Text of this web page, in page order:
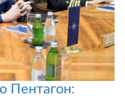
Пентагон: